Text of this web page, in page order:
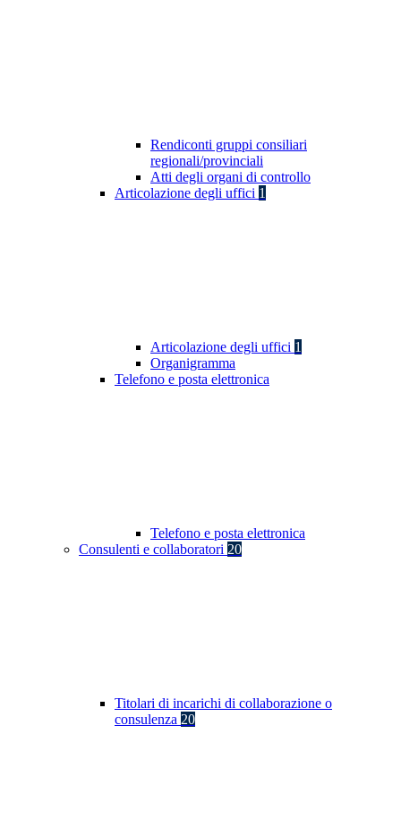
Rendiconti gruppi consiliari
regionali/provinciali
Atti degli organi di controllo
Articolazione degli uffici 1
Articolazione degli uffici 1
Organigramma
Telefono e posta elettronica
Telefono e posta elettronica
Consulenti e collaboratori 20
Titolari di incarichi di collaborazione o
consulenza 20